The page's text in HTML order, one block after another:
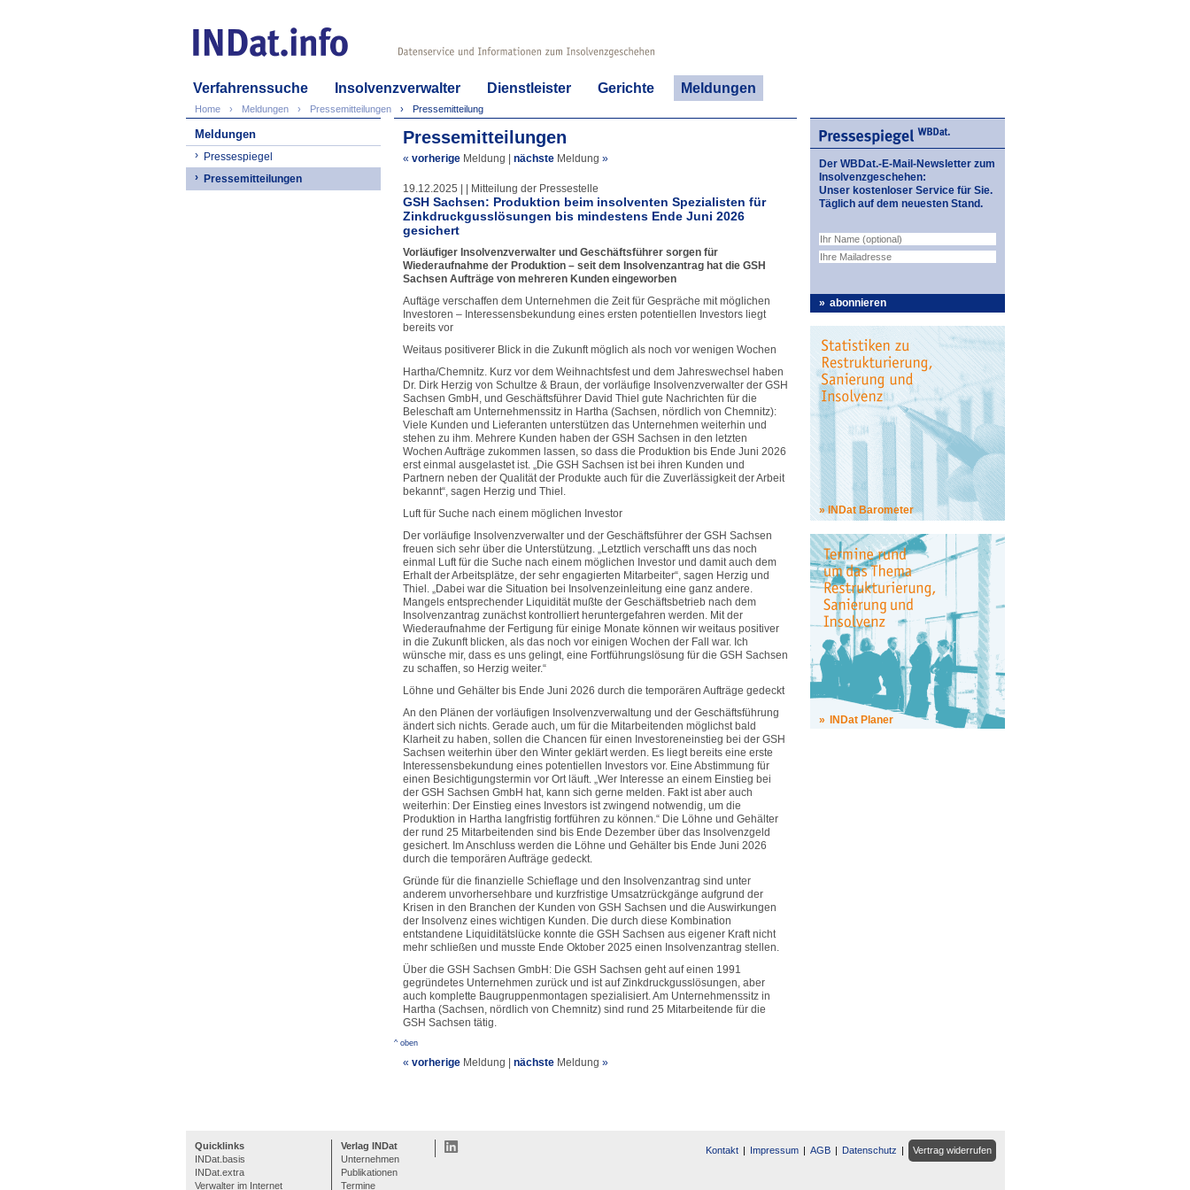
Verfahrenssuche Insolvenzverwalter Dienstleister Gerichte Meldungen
Home Meldungen Pressemitteilungen Pressemitteilung
Meldungen
Pressespiegel
Pressemitteilungen
Pressemitteilungen
« vorherige Meldung nächste Meldung »
19.12.2025 | | Mitteilung der Pressestelle
GSH Sachsen: Produktion beim insolventen Spezialisten für
Zinkdruckgusslösungen bis mindestens Ende Juni 2026
gesichert
Vorläufiger Insolvenzverwalter und Geschäftsführer sorgen für
Wiederaufnahme der Produktion – seit dem Insolvenzantrag hat die GSH
Sachsen Aufträge von mehreren Kunden eingeworben
Auftäge verschaffen dem Unternehmen die Zeit für Gespräche mit möglichen
Investoren – Interessensbekundung eines ersten potentiellen Investors liegt
bereits vor
Weitaus positiverer Blick in die Zukunft möglich als noch vor wenigen Wochen
Hartha/Chemnitz. Kurz vor dem Weihnachtsfest und dem Jahreswechsel haben
Dr. Dirk Herzig von Schultze & Braun, der vorläufige Insolvenzverwalter der GSH
Sachsen GmbH, und Geschäftsführer David Thiel gute Nachrichten für die
Beleschaft am Unternehmenssitz in Hartha (Sachsen, nördlich von Chemnitz):
Viele Kunden und Lieferanten unterstützen das Unternehmen weiterhin und
stehen zu ihm. Mehrere Kunden haben der GSH Sachsen in den letzten
Wochen Aufträge zukommen lassen, so dass die Produktion bis Ende Juni 2026
erst einmal ausgelastet ist. „Die GSH Sachsen ist bei ihren Kunden und
Partnern neben der Qualität der Produkte auch für die Zuverlässigkeit der Arbeit
bekannt“, sagen Herzig und Thiel.
Luft für Suche nach einem möglichen Investor
Der vorläufige Insolvenzverwalter und der Geschäftsführer der GSH Sachsen
freuen sich sehr über die Unterstützung. „Letztlich verschafft uns das noch
einmal Luft für die Suche nach einem möglichen Investor und damit auch dem
Erhalt der Arbeitsplätze, der sehr engagierten Mitarbeiter“, sagen Herzig und
Thiel. „Dabei war die Situation bei Insolvenzeinleitung eine ganz andere.
Mangels entsprechender Liquidität mußte der Geschäftsbetrieb nach dem
Insolvenzantrag zunächst kontrolliert heruntergefahren werden. Mit der
Wiederaufnahme der Fertigung für einige Monate können wir weitaus positiver
in die Zukunft blicken, als das noch vor einigen Wochen der Fall war. Ich
wünsche mir, dass es uns gelingt, eine Fortführungslösung für die GSH Sachsen
zu schaffen, so Herzig weiter.“
Löhne und Gehälter bis Ende Juni 2026 durch die temporären Aufträge gedeckt
An den Plänen der vorläufigen Insolvenzverwaltung und der Geschäftsführung
ändert sich nichts. Gerade auch, um für die Mitarbeitenden möglichst bald
Klarheit zu haben, sollen die Chancen für einen Investoreneinstieg bei der GSH
Sachsen weiterhin über den Winter geklärt werden. Es liegt bereits eine erste
Interessensbekundung eines potentiellen Investors vor. Eine Abstimmung für
einen Besichtigungstermin vor Ort läuft. „Wer Interesse an einem Einstieg bei
der GSH Sachsen GmbH hat, kann sich gerne melden. Fakt ist aber auch
weiterhin: Der Einstieg eines Investors ist zwingend notwendig, um die
Produktion in Hartha langfristig fortführen zu können.“ Die Löhne und Gehälter
der rund 25 Mitarbeitenden sind bis Ende Dezember über das Insolvenzgeld
gesichert. Im Anschluss werden die Löhne und Gehälter bis Ende Juni 2026
durch die temporären Aufträge gedeckt.
Gründe für die finanzielle Schieflage und den Insolvenzantrag sind unter
anderem unvorhersehbare und kurzfristige Umsatzrückgänge aufgrund der
Krisen in den Branchen der Kunden von GSH Sachsen und die Auswirkungen
der Insolvenz eines wichtigen Kunden. Die durch diese Kombination
entstandene Liquiditätslücke konnte die GSH Sachsen aus eigener Kraft nicht
mehr schließen und musste Ende Oktober 2025 einen Insolvenzantrag stellen.
Über die GSH Sachsen GmbH: Die GSH Sachsen geht auf einen 1991
gegründetes Unternehmen zurück und ist auf Zinkdruckgusslösungen, aber
auch komplette Baugruppenmontagen spezialisiert. Am Unternehmenssitz in
Hartha (Sachsen, nördlich von Chemnitz) sind rund 25 Mitarbeitende für die
GSH Sachsen tätig.
^ oben
« vorherige Meldung nächste Meldung »
Der WBDat.-E-Mail-Newsletter zum
Insolvenzgeschehen:
Unser kostenloser Service für Sie.
Täglich auf dem neuesten Stand.
abonnieren
INDat Barometer
INDat Planer
Kontakt Impressum AGB Datenschutz Vertrag widerrufen
Quicklinks
INDat.basis
INDat.extra
Verwalter im Internet
Verlag INDat
Unternehmen
Publikationen
Termine